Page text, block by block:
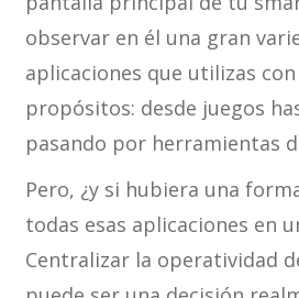
observar en él una gran
aplicaciones que utilizas
propósitos: desde juegos
pasando por herramientas
Pero, ¿y si hubiera una
todas esas aplicaciones en
Centralizar la operatividad